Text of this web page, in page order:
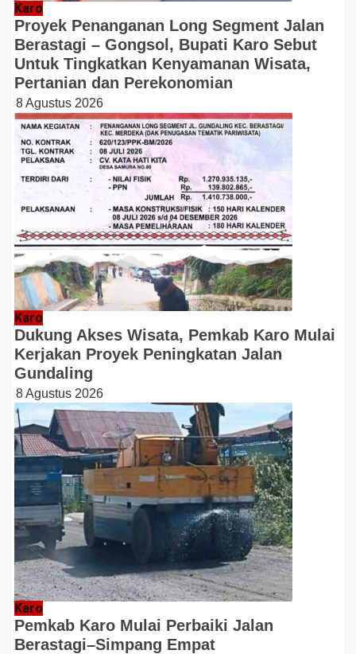
Karo
Proyek Penanganan Long Segment Jalan
Berastagi – Gongsol, Bupati Karo Sebut
Untuk Tingkatkan Kenyamanan Wisata,
Pertanian dan Perekonomian
8 Agustus 2026
Karo
Dukung Akses Wisata, Pemkab Karo Mulai
Kerjakan Proyek Peningkatan Jalan
Gundaling
8 Agustus 2026
Karo
Pemkab Karo Mulai Perbaiki Jalan
Berastagi–Simpang Empat